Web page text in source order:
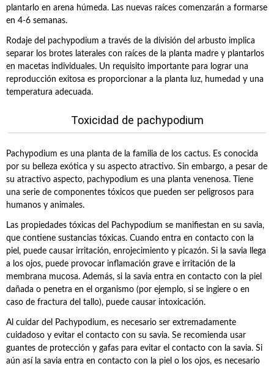
plantarlo en arena húmeda. Las nuevas raíces comenzarán a formarse
en 4-6 semanas.
Rodaje del pachypodium a través de la división del arbusto implica
separar los brotes laterales con raíces de la planta madre y plantarlos
en macetas individuales. Un requisito importante para lograr una
reproducción exitosa es proporcionar a la planta luz, humedad y una
temperatura adecuada.
Toxicidad de pachypodium
Pachypodium es una planta de la familia de los cactus. Es conocida
por su belleza exótica y su aspecto atractivo. Sin embargo, a pesar de
su atractivo aspecto, pachypodium es una planta venenosa. Tiene
una serie de componentes tóxicos que pueden ser peligrosos para
humanos y animales.
Las propiedades tóxicas del Pachypodium se manifiestan en su savia,
que contiene sustancias tóxicas. Cuando entra en contacto con la
piel, puede causar irritación, enrojecimiento y picazón. Si la savia llega
a los ojos, puede provocar inflamación grave e irritación de la
membrana mucosa. Además, si la savia entra en contacto con la piel
dañada o penetra en el organismo (por ejemplo, si se ingiere o en
caso de fractura del tallo), puede causar intoxicación.
Al cuidar del Pachypodium, es necesario ser extremadamente
cuidadoso y evitar el contacto con su savia. Se recomienda usar
guantes de protección y gafas para evitar el contacto con la savia. Si
aún así la savia entra en contacto con la piel o los ojos, es necesario